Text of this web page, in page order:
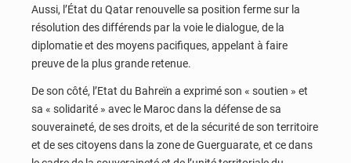
Aussi, l’État du Qatar renouvelle sa position ferme sur la
résolution des différends par la voie le dialogue, de la
diplomatie et des moyens pacifiques, appelant à faire
preuve de la plus grande retenue.
De son côté, l’Etat du Bahreïn a exprimé son « soutien » et
sa « solidarité » avec le Maroc dans la défense de sa
souveraineté, de ses droits, et de la sécurité de son territoire
et de ses citoyens dans la zone de Guerguarate, et ce dans